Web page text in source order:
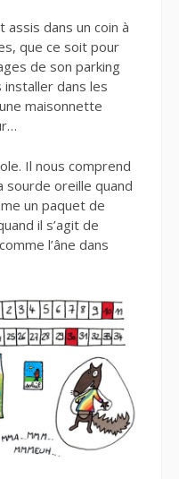
dans un coin à
que ce soit pour
de son parking
dans les
maisonnette
Il nous comprend
sourde oreille quand
un paquet de
il s’agit de
l’âne dans